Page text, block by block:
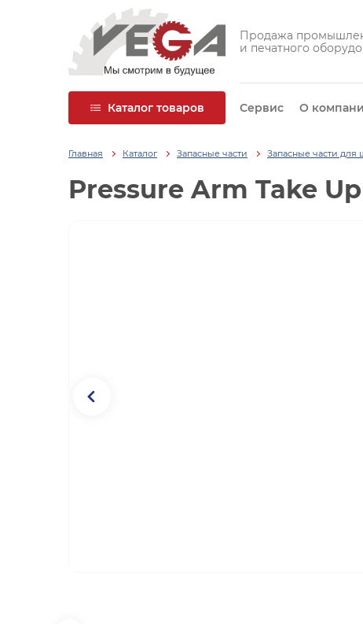
Продажа
и печатного
Каталог товаров Сервис О
Главная Каталог Запасные части Запасные части
Pressure Arm Take